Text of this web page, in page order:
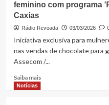
feminino com programa
Caxias
Rádio Revoada 03/03/2026
Iniciativa exclusiva para
nas vendas de chocolate para
Assecom /...
Saiba maisRead
Notícias